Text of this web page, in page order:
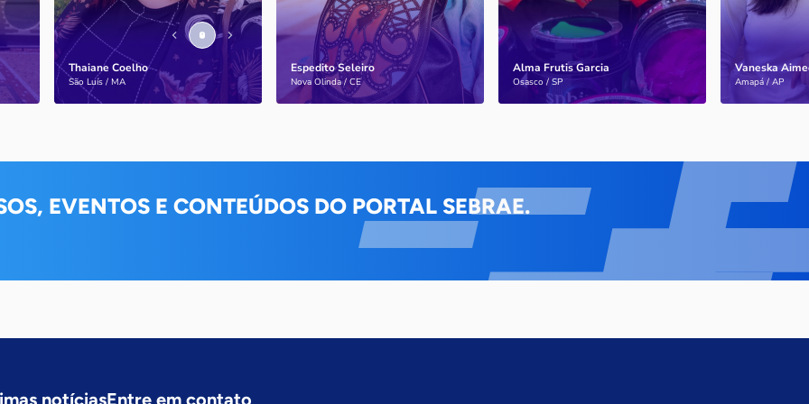
Thaiane Coelho
São Luís / MA
Saiba mais
Espedito Seleiro
Nova Olinda / CE
Saiba mais
Alma Frutis Garcia
Osasco / SP
Saiba mais
Vaneska
Amapá / AP
Saiba mais
EVENTOS E CONTEÚDOS DO PORTAL SEBRAE.
notíciasEntre em contato